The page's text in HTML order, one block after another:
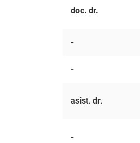
doc. dr.
-
-
asist. dr.
-